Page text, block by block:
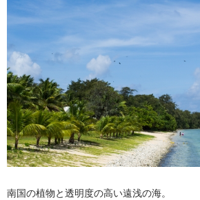
南国の植物と透明度の高い遠浅の海。